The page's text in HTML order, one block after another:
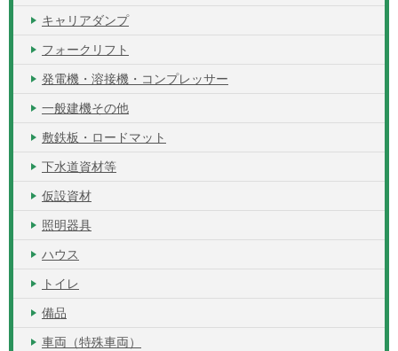
キャリアダンプ
フォークリフト
発電機・溶接機・コンプレッサー
一般建機その他
敷鉄板・ロードマット
下水道資材等
仮設資材
照明器具
ハウス
トイレ
備品
車両（特殊車両）